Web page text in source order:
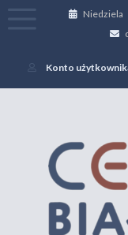
Niedziela
Konto